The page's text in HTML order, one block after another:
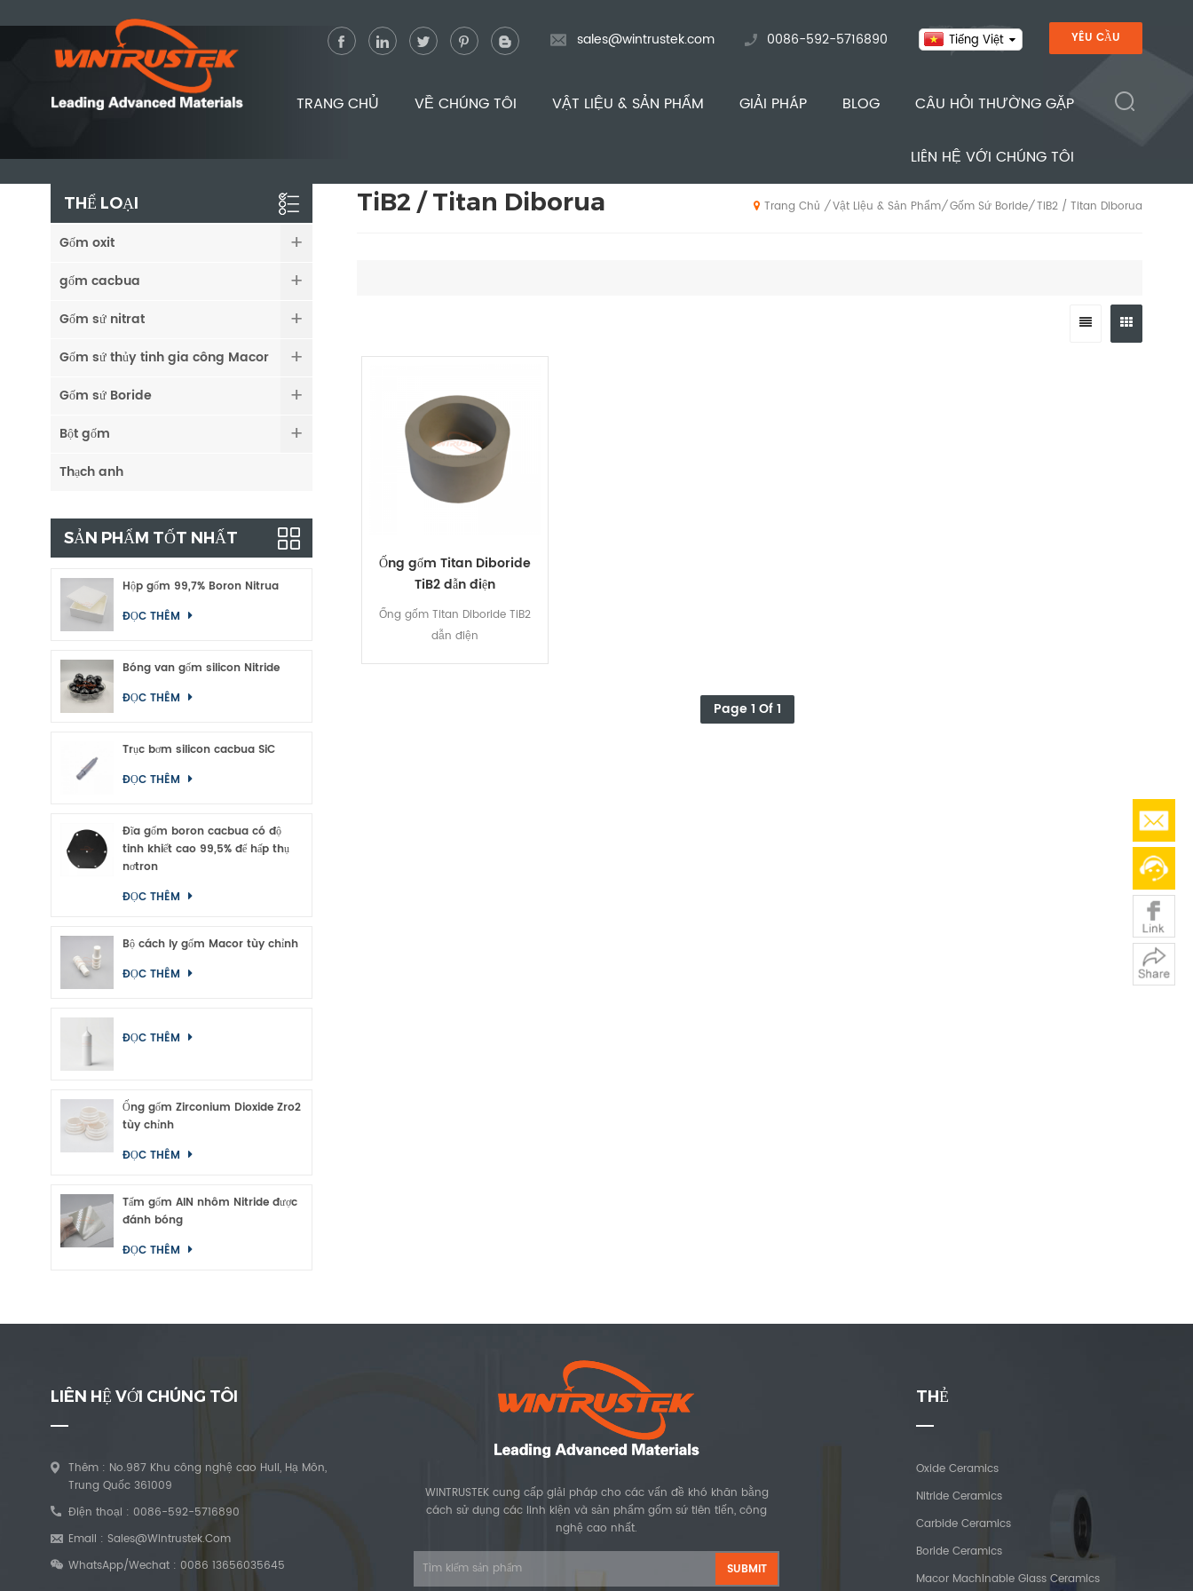
YÊU CẦU
Tiếng Việt
sales@wintrustek.com 0086-592-5716890
TRANG CHỦ VỀ CHÚNG TÔI VẬT LIỆU & SẢN PHẨM GIẢI PHÁP BLOG CÂU HỎI THƯỜNG GẶP
LIÊN HỆ VỚI CHÚNG TÔI
TiB2 / Titan Diborua Trang Chủ / Vật Liệu & Sản Phẩm/ Gốm Sứ Boride/ TiB2 / Titan Diborua
Ống gốm Titan Diboride
TiB2 dẫn điện
Ống gốm Titan Diboride TiB2
dẫn điện
Page 1 Of 1
THỂ LOẠI
Gốm oxit
gốm cacbua
Gốm sứ nitrat
Gốm sứ thủy tinh gia công Macor
Gốm sứ Boride
Bột gốm
Thạch anh
SẢN PHẨM TỐT NHẤT
Hộp gốm 99,7% Boron Nitrua
ĐỌC THÊM
Bóng van gốm silicon Nitride
ĐỌC THÊM
Trục bơm silicon cacbua SiC
ĐỌC THÊM
Đĩa gốm boron cacbua có độ
tinh khiết cao 99,5% để hấp thụ
nơtron
ĐỌC THÊM
Bộ cách ly gốm Macor tùy chỉnh
ĐỌC THÊM
ĐỌC THÊM
Ống gốm Zirconium Dioxide Zro2
tùy chỉnh
ĐỌC THÊM
Tấm gốm AlN nhôm Nitride được
đánh bóng
ĐỌC THÊM
LIÊN HỆ VỚI CHÚNG TÔI
Thêm : No.987 Khu công nghệ cao Huli, Hạ Môn,
Trung Quốc 361009
Điện thoại : 0086-592-5716890
Email : Sales@wintrustek.com
WhatsApp/Wechat : 0086 13656035645
WINTRUSTEK cung cấp giải pháp cho các vấn đề khó khăn bằng
cách sử dụng các linh kiện và sản phẩm gốm sứ tiên tiến, công
nghệ cao nhất.
THẺ
Oxide Ceramics
Nitride Ceramics
Carbide Ceramics
Boride Ceramics
Macor Machinable Glass Ceramics